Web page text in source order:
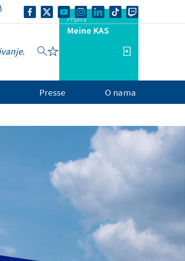
Prijava
Meine KAS
Presse O nama